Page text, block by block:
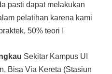
pasti dapat melakukan
pelatihan karena kami
50% teori !
Sekitar Kampus UI
Bisa Via Kereta (Stasiun